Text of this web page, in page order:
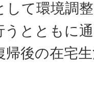
して環境調
うとともに
帰後の在宅